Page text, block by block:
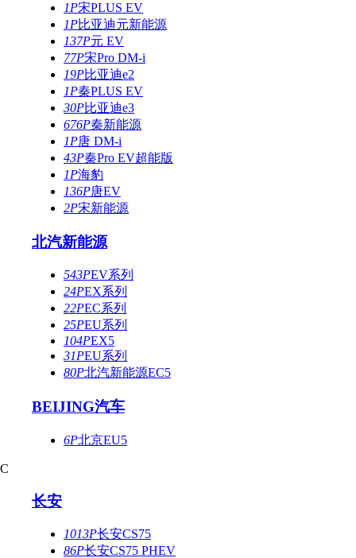
1P宋PLUS EV
1P比亚迪元新能源
137P元 EV
77P宋Pro DM-i
19P比亚迪e2
1P秦PLUS EV
30P比亚迪e3
676P秦新能源
1P唐 DM-i
43P秦Pro EV超能版
1P海豹
136P唐EV
2P宋新能源
北汽新能源
543PEV系列
24PEX系列
22PEC系列
25PEU系列
104PEX5
31PEU系列
80P北汽新能源EC5
BEIJING汽车
6P北京EU5
C
长安
1013P长安CS75
86P长安CS75 PHEV